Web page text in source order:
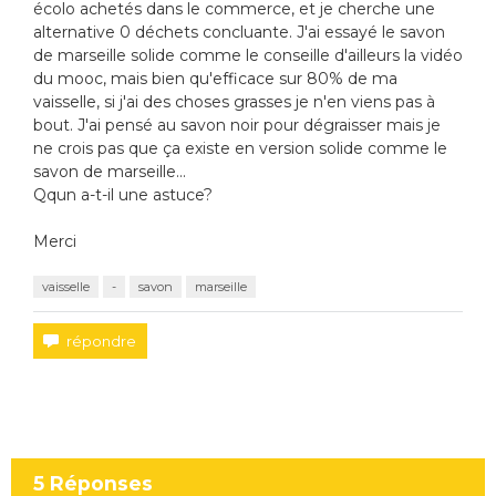
écolo achetés dans le commerce, et je cherche une
alternative 0 déchets concluante. J'ai essayé le savon
de marseille solide comme le conseille d'ailleurs la vidéo
du mooc, mais bien qu'efficace sur 80% de ma
vaisselle, si j'ai des choses grasses je n'en viens pas à
bout. J'ai pensé au savon noir pour dégraisser mais je
ne crois pas que ça existe en version solide comme le
savon de marseille...
Qqun a-t-il une astuce?
Merci
vaisselle - savon marseille
5 Réponses